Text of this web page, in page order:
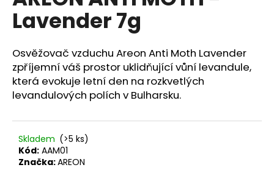
0,0
hvězdiček.
Lavender 7g
Osvěžovač vzduchu Areon Anti Moth Lavender
zpříjemní váš prostor uklidňující vůní levandule,
která evokuje letní den na rozkvetlých
levandulových polích v Bulharsku.
Skladem (>5 ks)
Kód: AAM01
Značka:AREON
a
j
í
t
?